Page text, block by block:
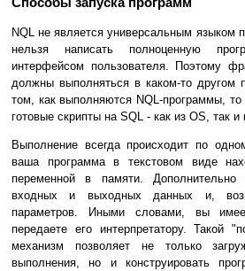
NQL не является универсальным языком
нельзя написать полноценную
интерфейсом пользователя. Поэтому
должны выполняться в каком-то другом
том, как выполняются NQL-программы, то
готовые скрипты на SQL - как из OS, так и
Выполнение всегда происходит по
ваша программа в текстовом виде
переменной в памяти.
входных и выходных данных и,
параметров. Иными словами, вы
передаете его интерпретатору. Такой
механизм позволяет не только
выполнения, но и конструировать